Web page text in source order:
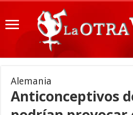
Alemania
Anticonceptivos